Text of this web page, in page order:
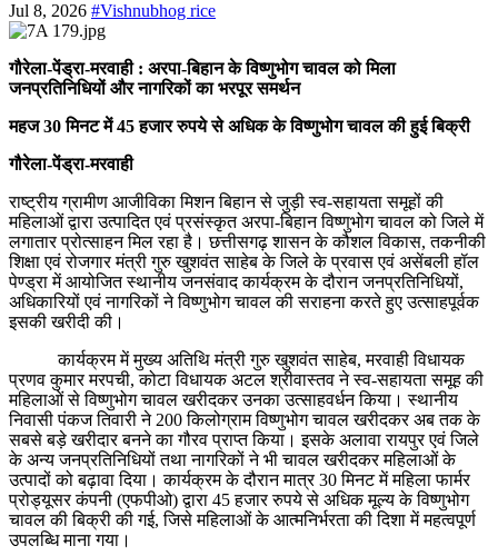
Jul 8, 2026 #Vishnubhog rice
गौरेला-पेंड्रा-मरवाही : अरपा-बिहान के विष्णुभोग चावल को मिला
जनप्रतिनिधियों और नागरिकों का भरपूर समर्थन
महज 30 मिनट में 45 हजार रुपये से अधिक के विष्णुभोग चावल की हुई बिक्री
गौरेला-पेंड्रा-मरवाही
राष्ट्रीय ग्रामीण आजीविका मिशन बिहान से जुड़ी स्व-सहायता समूहों की
महिलाओं द्वारा उत्पादित एवं प्रसंस्कृत अरपा-बिहान विष्णुभोग चावल को जिले में
लगातार प्रोत्साहन मिल रहा है। छत्तीसगढ़ शासन के कौशल विकास, तकनीकी
शिक्षा एवं रोजगार मंत्री गुरु खुशवंत साहेब के जिले के प्रवास एवं असेंबली हॉल
पेण्ड्रा में आयोजित स्थानीय जनसंवाद कार्यक्रम के दौरान जनप्रतिनिधियों,
अधिकारियों एवं नागरिकों ने विष्णुभोग चावल की सराहना करते हुए उत्साहपूर्वक
इसकी खरीदी की।
कार्यक्रम में मुख्य अतिथि मंत्री गुरु खुशवंत साहेब, मरवाही विधायक
प्रणव कुमार मरपची, कोटा विधायक अटल श्रीवास्तव ने स्व-सहायता समूह की
महिलाओं से विष्णुभोग चावल खरीदकर उनका उत्साहवर्धन किया। स्थानीय
निवासी पंकज तिवारी ने 200 किलोग्राम विष्णुभोग चावल खरीदकर अब तक के
सबसे बड़े खरीदार बनने का गौरव प्राप्त किया। इसके अलावा रायपुर एवं जिले
के अन्य जनप्रतिनिधियों तथा नागरिकों ने भी चावल खरीदकर महिलाओं के
उत्पादों को बढ़ावा दिया। कार्यक्रम के दौरान मात्र 30 मिनट में महिला फार्मर
प्रोड्यूसर कंपनी (एफपीओ) द्वारा 45 हजार रुपये से अधिक मूल्य के विष्णुभोग
चावल की बिक्री की गई, जिसे महिलाओं के आत्मनिर्भरता की दिशा में महत्वपूर्ण
उपलब्धि माना गया।